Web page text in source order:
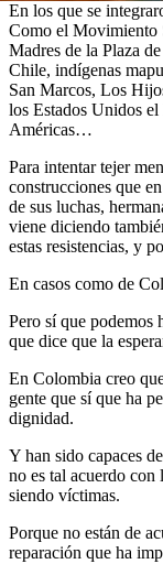
En los que se
Como el Movimiento
Madres de la Plaza
Chile, indígenas
San Marcos, Los
los Estados Unidos
Américas…
Para intentar tejer
construcciones que
de sus luchas,
viene diciendo
estas resistencias, y
En casos como de
Pero sí que podemos
que dice que la
En Colombia creo
gente que sí que ha
dignidad.
Y han sido capaces
no es tal acuerdo con
siendo víctimas.
Porque no están de
reparación que ha